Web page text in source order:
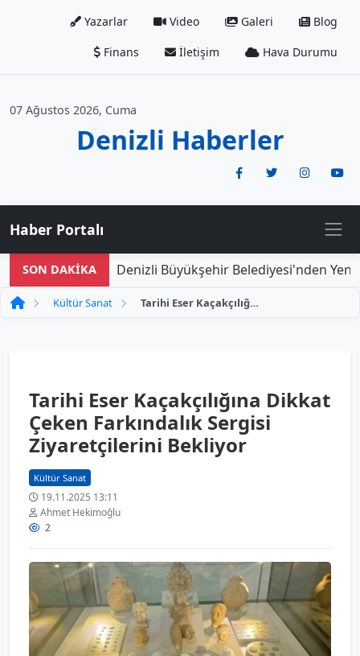
Yazarlar Video Galeri
Blog
Finans
İletişim Hava Durumu
07 Ağustos 2026, Cuma
Denizli Haberler
Haber Portalı
SON DAKİKA Denizli Büyükşehir Belediyesi'nden Yeni
Kültür Sanat Tarihi Eser Kaçakçılığına Dikkat Çeken Farkındalık Sergisi Ziyaretçilerini Bekliyor
Tarihi Eser Kaçakçılığına Dikkat
Çeken Farkındalık Sergisi
Ziyaretçilerini Bekliyor
Kültür Sanat
19.11.2025 13:11
Ahmet Hekimoğlu
2